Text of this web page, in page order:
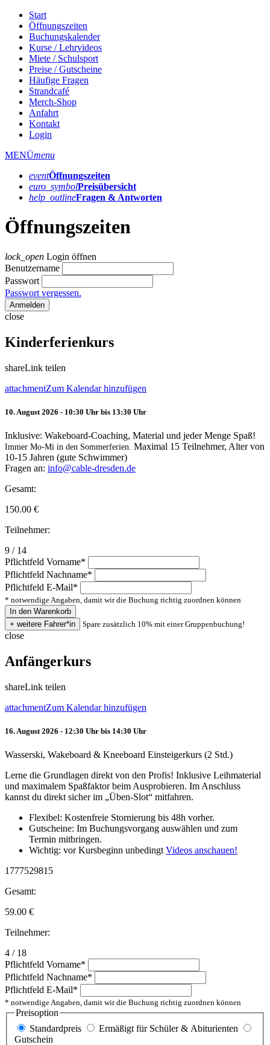
Start
Öffnungszeiten
Buchungskalender
Kurse / Lehrvideos
Miete / Schulsport
Preise / Gutscheine
Häufige Fragen
Strandcafé
Merch-Shop
Anfahrt
Kontakt
Login
MENÜmenu
eventÖffnungs­zeiten
euro_symbolPreis­übersicht
help_outlineFragen & Antworten
Öffnungszeiten
lock_open Login öffnen
Benutzername
Passwort
Passwort vergessen.
Anmelden
close
Kinderferienkurs
shareLink teilen
attachmentZum Kalendar hinzufügen
10. August 2026 - 10:30 Uhr bis 13:30 Uhr
Inklusive: Wakeboard-Coaching, Material und jeder Menge Spaß!
Immer Mo-Mi in den Sommerferien. Maximal 15 Teilnehmer, Alter von
10-15 Jahren (gute Schwimmer)
Fragen an: info@cable-dresden.de
Gesamt:
150.00 €
Teilnehmer:
9 / 14
Pflichtfeld Vorname*
Pflichtfeld Nachname*
Pflichtfeld E-Mail*
* notwendige Angaben, damit wir die Buchung richtig zuordnen können
Spare zusätzlich 10% mit einer Gruppenbuchung!
close
Anfängerkurs
shareLink teilen
attachmentZum Kalendar hinzufügen
16. August 2026 - 12:30 Uhr bis 14:30 Uhr
Wasserski, Wakeboard & Kneeboard Einsteigerkurs (2 Std.)
Lerne die Grundlagen direkt von den Profis! Inklusive Leihmaterial
und maximalem Spaßfaktor beim Ausprobieren. Im Anschluss
kannst du direkt sicher im „Üben-Slot“ mitfahren.
Flexibel: Kostenfreie Stornierung bis 48h vorher.
Gutscheine: Im Buchungsvorgang auswählen und zum
Termin mitbringen.
Wichtig: vor Kursbeginn unbedingt Videos anschauen!
1777529815
Gesamt:
59.00 €
Teilnehmer:
4 / 18
Pflichtfeld Vorname*
Pflichtfeld Nachname*
Pflichtfeld E-Mail*
* notwendige Angaben, damit wir die Buchung richtig zuordnen können
Preisoption
Standardpreis
Ermäßigt für Schüler & Abiturienten
Gutschein